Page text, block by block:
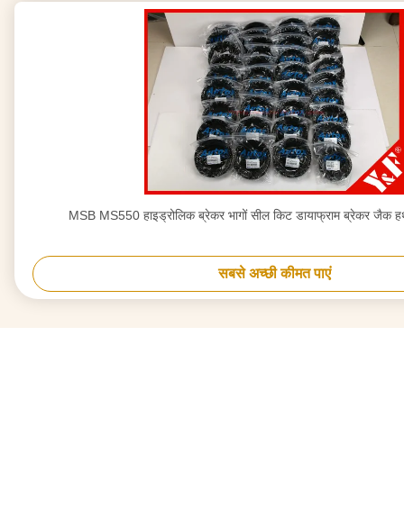
MSB MS550 हाइड्रोलिक ब्रेकर भागों सील किट डायाफ्राम ब्रेकर जैक
सबसे अच्छी कीमत पाएं